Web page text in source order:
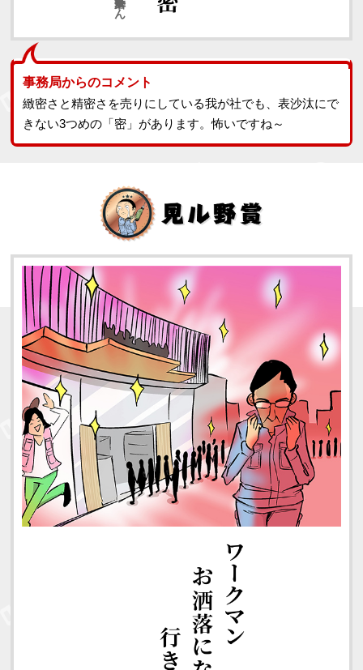
事務局からのコメント
緻密さと精密さを売りにしている我が社でも、表沙汰にで
きない3つめの「密」があります。怖いですね～